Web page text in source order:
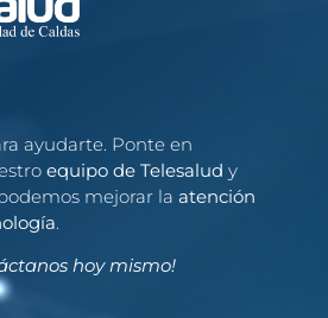
ayudarte. Ponte en
equipo de Telesalud y
mejorar la atención
.
hoy mismo!